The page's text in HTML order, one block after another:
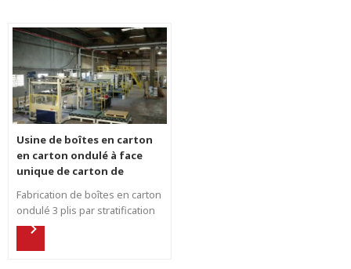
Usine de boîtes en carton
en carton ondulé à face
unique de carton de
Fabrication de boîtes en carton
ondulé 3 plis par stratification
Petit budget d'investissement